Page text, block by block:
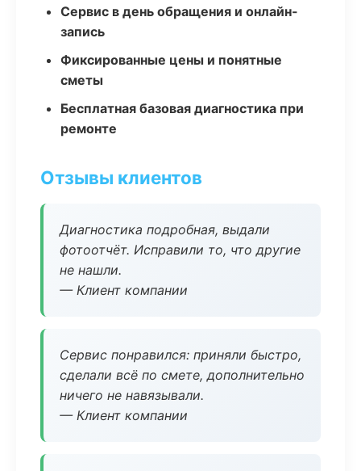
Сервис в день обращения и онлайн-
запись
Фиксированные цены и понятные
сметы
Бесплатная базовая диагностика при
ремонте
Отзывы клиентов
Диагностика подробная, выдали
фотоотчёт. Исправили то, что другие
не нашли.
— Клиент компании
Сервис понравился: приняли быстро,
сделали всё по смете, дополнительно
ничего не навязывали.
— Клиент компании